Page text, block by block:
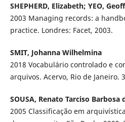
SHEPHERD, Elizabeth; YEO,
2003 Managing records: a
practice. Londres: Facet, 2003.
SMIT, Johanna Wilhelmina
2018 Vocabulário controlado e
arquivos. Acervo, Rio de Janeiro.
SOUSA, Renato Tarciso Barbosa
2005 Classificação em